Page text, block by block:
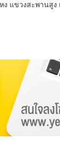
แขวงสะพานสู